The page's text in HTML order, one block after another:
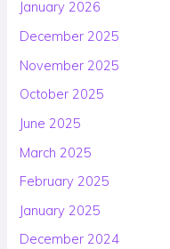
January 2026
December 2025
November 2025
October 2025
June 2025
March 2025
February 2025
January 2025
December 2024